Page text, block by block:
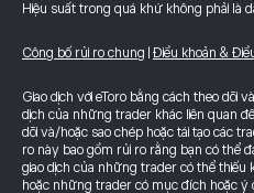
Hiệu suất trong quá khứ không phải là
Công bố rủi ro chung Điều khoản &
Giao dịch với eToro bằng cách theo dõi
dịch của những trader khác liên quan
dõi và/hoặc sao chép hoặc tái tạo các
ro này bao gồm rủi ro rằng bạn có thể
giao dịch của những trader có thể
hoặc những trader có mục đích hoặc ý